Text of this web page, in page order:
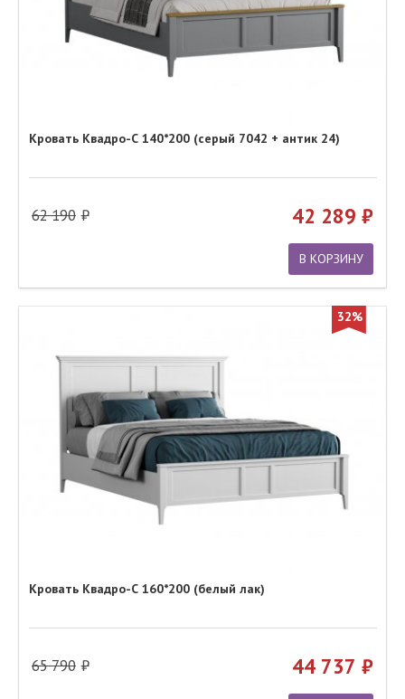
Кровать Квадро-С 140*200 (серый 7042 + антик 24)
62 190 42 289
В КОРЗИНУ
32%
Кровать Квадро-С 160*200 (белый лак)
65 790 44 737